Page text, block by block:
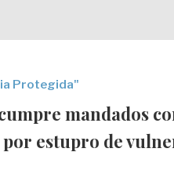
Protegida"
mandados
estupro de